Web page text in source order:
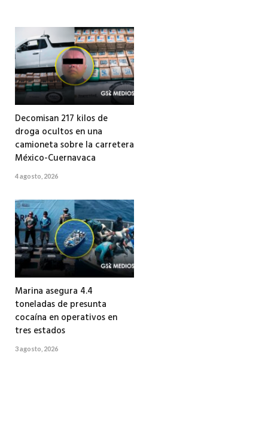
Decomisan 217 kilos de
droga ocultos en una
camioneta sobre la carretera
México-Cuernavaca
4 agosto, 2026
Marina asegura 4.4
toneladas de presunta
cocaína en operativos en
tres estados
3 agosto, 2026